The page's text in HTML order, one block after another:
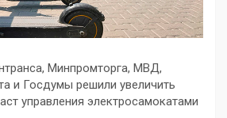
Минпромторга, МВД,
и Госдумы решили увеличить
управления электросамокатами